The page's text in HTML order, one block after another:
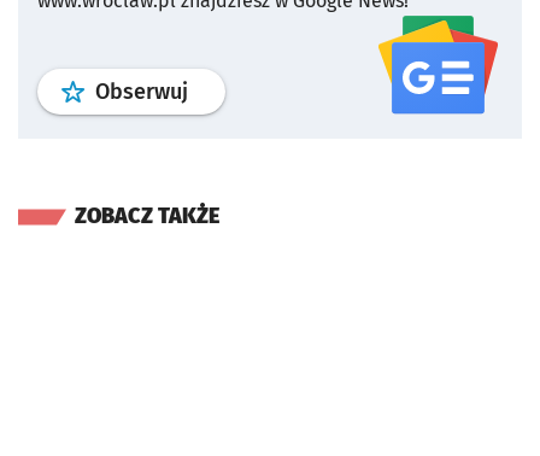
Obserwuj profil serwisu
ZOBACZ TAKŻE